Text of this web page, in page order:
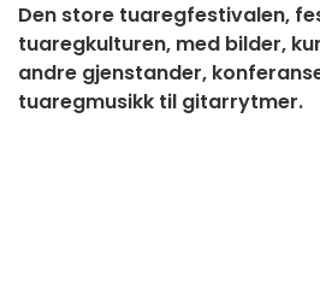
Den store tuaregfestivalen,
tuaregkulturen, med bilder,
andre gjenstander,
tuaregmusikk til gitarrytmer.